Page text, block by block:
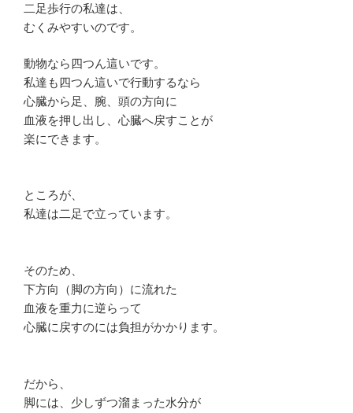
二足歩行の私達は、
むくみやすいのです。
動物なら四つん這いです。
私達も四つん這いで行動するなら
心臓から足、腕、頭の方向に
血液を押し出し、心臓へ戻すことが
楽にできます。
ところが、
私達は二足で立っています。
そのため、
下方向（脚の方向）に流れた
血液を重力に逆らって
心臓に戻すのには負担がかかります。
だから、
脚には、少しずつ溜まった水分が